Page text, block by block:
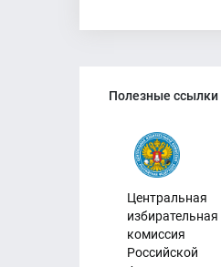
Государственной
Российской
созыва»
16.06.2026
Полезные ссылки
Центральная
избирательная
комиссия
Российской